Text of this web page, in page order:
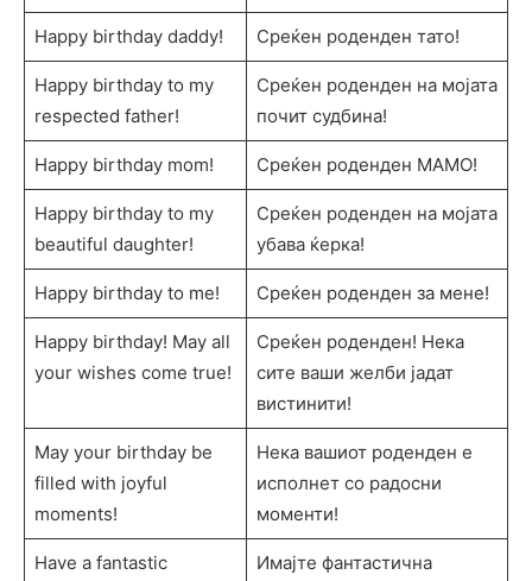
Happy birthday daddy! Среќен роденден тато!
Happy birthday to my
respected father!
Среќен роденден на мојата
почит судбина!
Happy birthday mom! Среќен роденден МАМО!
Happy birthday to my
beautiful daughter!
Среќен роденден на мојата
убава ќерка!
Happy birthday to me! Среќен роденден за мене!
Happy birthday! May all
your wishes come true!
Среќен роденден! Нека
сите ваши желби јадат
вистинити!
May your birthday be
filled with joyful
moments!
Нека вашиот роденден е
исполнет со радосни
моменти!
Have a fantastic Имајте фантастична